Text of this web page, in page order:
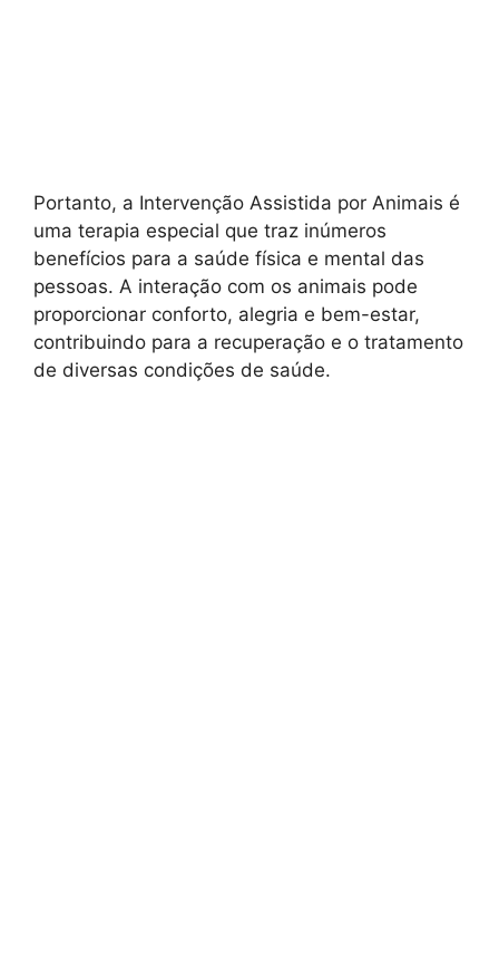
Portanto, a Intervenção Assistida por Animais é
uma terapia especial que traz inúmeros
benefícios para a saúde física e mental das
pessoas. A interação com os animais pode
proporcionar conforto, alegria e bem-estar,
contribuindo para a recuperação e o tratamento
de diversas condições de saúde.